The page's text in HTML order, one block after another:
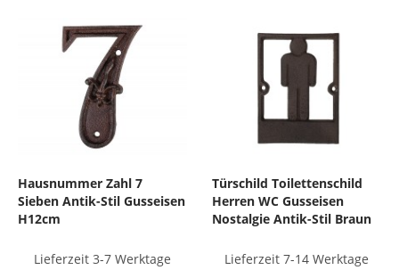
Hausnummer Zahl 7
Sieben Antik-Stil Gusseisen
H12cm
Lieferzeit 3-7 Werktage
Türschild Toilettenschild
Herren WC Gusseisen
Nostalgie Antik-Stil Braun
Lieferzeit 7-14 Werktage